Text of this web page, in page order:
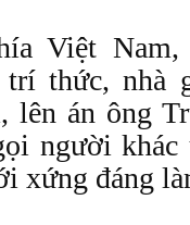
Việt
thức, nhà
lên án ông
người
xứng đáng